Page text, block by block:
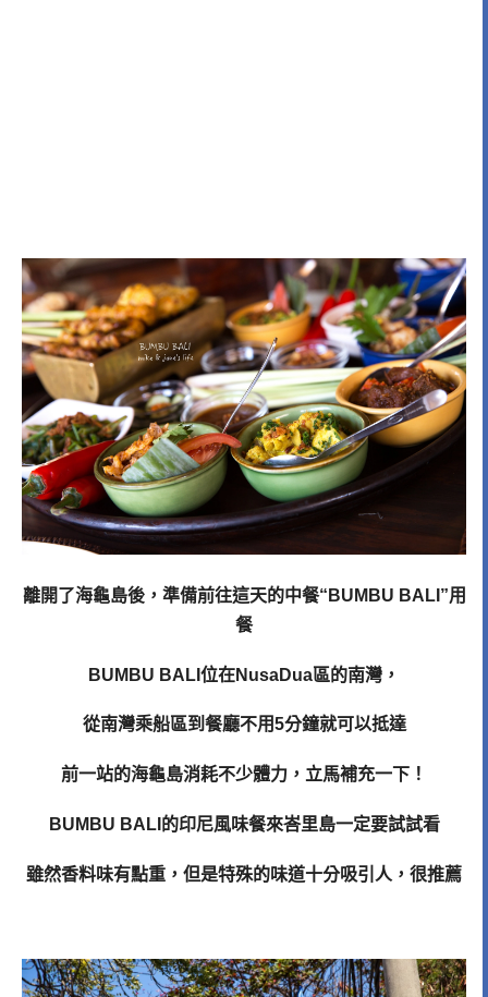
離開了海龜島後，準備前往這天的中餐“BUMBU BALI”用
餐
BUMBU BALI位在NusaDua區的南灣，
從南灣乘船區到餐廳不用5分鐘就可以抵達
前一站的海龜島消耗不少體力，立馬補充一下！
BUMBU BALI的印尼風味餐來峇里島一定要試試看
雖然香料味有點重，但是特殊的味道十分吸引人，很推薦